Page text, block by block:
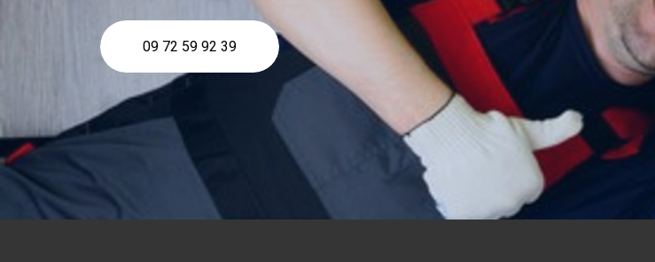
09 72 59 92 39